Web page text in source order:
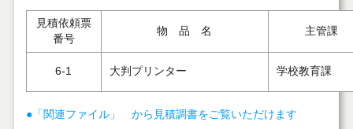
見積依頼票
番号
物 品 名 主管課
6-1 大判プリンター 学校教育課
●「関連ファイル」 から見積調書をご覧いただけます